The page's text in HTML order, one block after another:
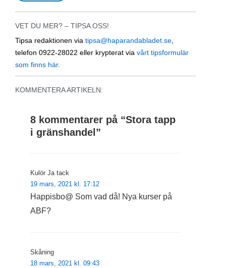
VET DU MER? – TIPSA OSS!
Tipsa redaktionen via tipsa@haparandabladet.se
telefon 0922-28022 eller krypterat via vårt tipsformulär
som finns här.
KOMMENTERA ARTIKELN:
8 kommentarer på “Stora tapp
i gränshandel”
Kulör Ja tack
19 mars, 2021 kl. 17:12
Happisbo@ Som vad då! Nya kurser på
ABF?
Skåning
18 mars, 2021 kl. 09:43